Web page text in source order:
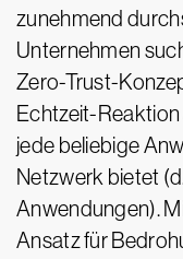
zunehmend
Unternehmen
Zero-Trust-
Echtzeit-
jede beliebige
Netzwerk bietet
Anwendungen).
Ansatz für